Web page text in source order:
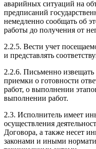
аварийных ситуаций на
предписаний
немедленно сообщать об
работы до получения от
2.2.5. Вести учет
и представлять
2.2.6. Письменно извещать
приемки о готовности
работ, о выполнении
выполнении работ.
2.3. Исполнитель имеет
осуществления
Договора, а также несет
законами и иными